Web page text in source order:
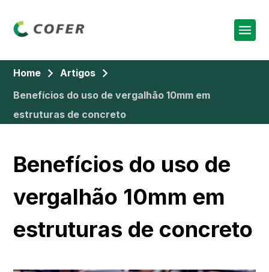
Home
Artigos
Benefícios do uso de vergalhão 10mm em
estruturas de concreto
Benefícios do uso de
vergalhão 10mm em
estruturas de concreto